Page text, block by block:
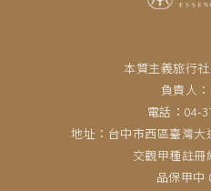
本質主義旅行
負責人
電話：04-
地址：台中市西區臺灣大
交觀甲種註冊
品保甲中